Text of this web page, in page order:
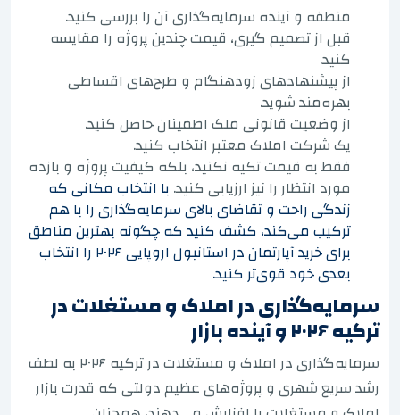
منطقه و آینده سرمایه‌گذاری آن را بررسی کنید.
قبل از تصمیم گیری، قیمت چندین پروژه را مقایسه
کنید.
از پیشنهادهای زودهنگام و طرح‌های اقساطی
بهره‌مند شوید.
از وضعیت قانونی ملک اطمینان حاصل کنید.
یک شرکت املاک معتبر انتخاب کنید.
فقط به قیمت تکیه نکنید، بلکه کیفیت پروژه و بازده
مورد انتظار را نیز ارزیابی کنید.با انتخاب مکانی که
زندگی راحت و تقاضای بالای سرمایه‌گذاری را با هم
ترکیب می‌کند، کشف کنید که چگونه بهترین مناطق
برای خرید آپارتمان در استانبول اروپایی ۲۰۲۶ را انتخاب
بعدی خود قوی‌تر کنید.
سرمایه‌گذاری در املاک و مستغلات در
ترکیه ۲۰۲۶ و آینده بازار
سرمایه‌گذاری در املاک و مستغلات در ترکیه ۲۰۲۶ به لطف
رشد سریع شهری و پروژه‌های عظیم دولتی که قدرت بازار